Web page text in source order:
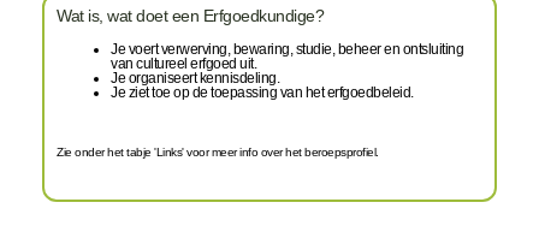
Wat is, wat doet een Erfgoedkundige?
Je voert verwerving, bewaring, studie, beheer en ontsluiting
van cultureel erfgoed uit.
Je organiseert kennisdeling.
Je ziet toe op de toepassing van het erfgoedbeleid.
Zie onder het tabje 'Links' voor meer info over het beroepsprofiel.